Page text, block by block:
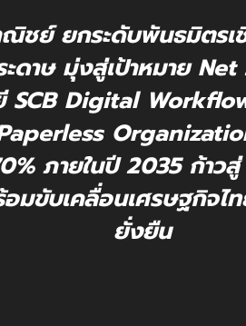
ชย์ ยกระดับพันธมิตรเ
ะดาษ มุ่งสู่เป้าหมาย
SCB Digital
ภายในปี 2035 ก้าว
ขับเคลื่อนเศรษฐกิจไ
ยั่งยืน